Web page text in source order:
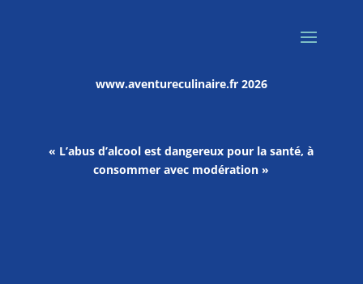
www.aventureculinaire.fr2026
« L’abus d’alcool est dangereux pour la santé, à
consommer avec modération »